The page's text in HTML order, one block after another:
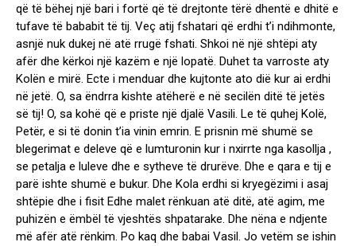
që të bëhej një bari i fortë që të drejtonte tërë dhentë e dhitë e
tufave të bababit të tij. Veç atij fshatari që erdhi t’i ndihmonte,
asnjë nuk dukej në atë rrugë fshati. Shkoi në një shtëpi aty
afër dhe kërkoi një kazëm e një lopatë. Duhet ta varroste aty
Kolën e mirë. Ecte i menduar dhe kujtonte ato dië kur ai erdhi
në jetë. O, sa ëndrra kishte atëherë e në secilën ditë të jetës
së tij! O, sa kohë që e priste një djalë Vasili. Le të quhej Kolë,
Petër, e si të donin t’ia vinin emrin. E prisnin më shumë se
blegerimat e deleve që e lumturonin kur i nxirrte nga kasollja ,
se petalja e luleve dhe e sytheve të drurëve. Dhe e qara e tij e
parë ishte shumë e bukur. Dhe Kola erdhi si kryegëzimi i asaj
shtëpie dhe i fisit Edhe malet rënkuan atë ditë, atë agim, me
puhizën e ëmbël të vjeshtës shpatarake. Dhe nëna e ndjente
më afër atë rënkim. Po kaq dhe babai Vasil. Jo vetëm se ishin